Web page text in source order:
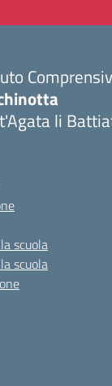
li
scuola
scuola